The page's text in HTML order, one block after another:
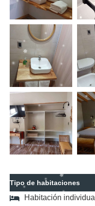
Tipo de habitaciones
Habitación individual